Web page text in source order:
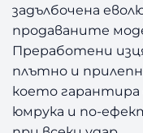
задълбочена
продаваните
Преработени
плътно и
което
юмрука и по-